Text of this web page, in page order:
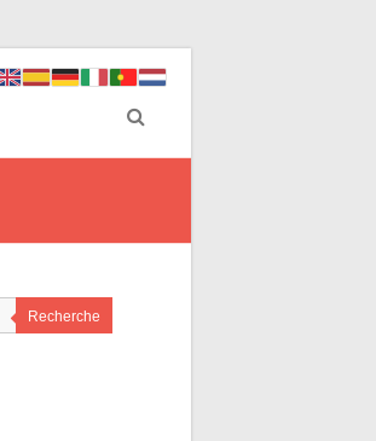
Recherche